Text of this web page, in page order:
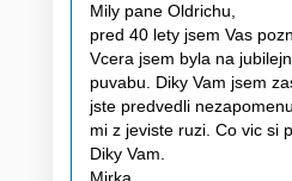
Mily pane Oldrichu,
pred 40 lety jsem Vas
Vcera jsem byla na
puvabu. Diky Vam jsem
jste predvedli
mi z jeviste ruzi. Co vic si
Diky Vam.